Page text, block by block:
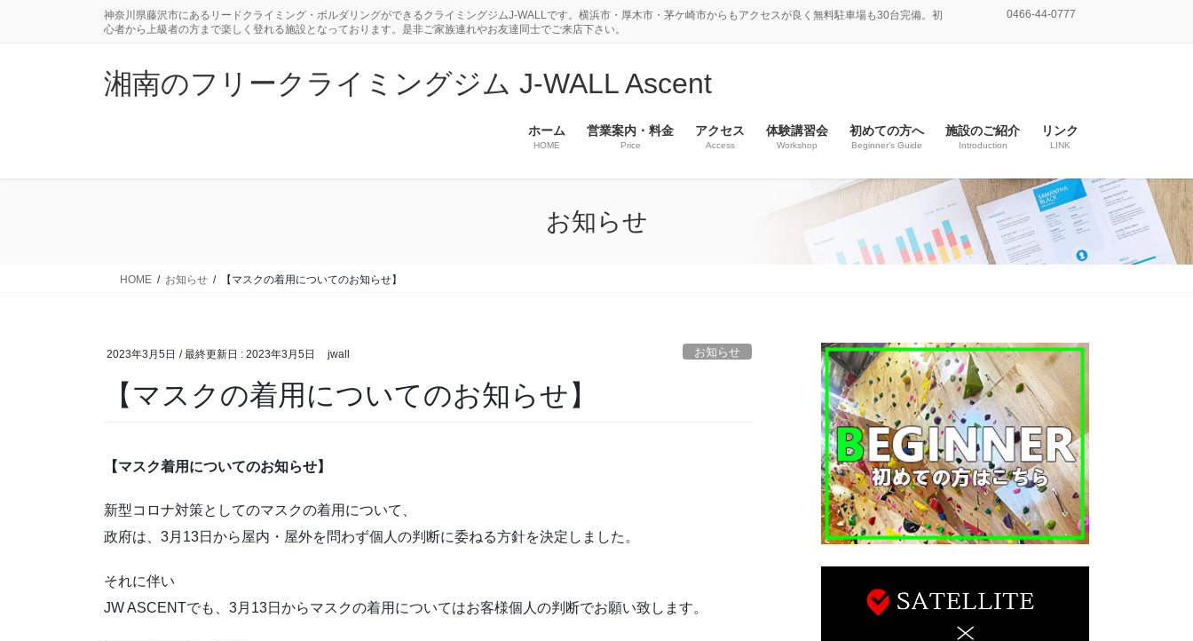
神奈川県藤沢市にあるリードクライミング・ボルダリングができるクライミングジムJ-WALLです。横浜市・厚木市・茅ケ崎市からもアクセスが良く無料駐車場も30台完備。初
心者から上級者の方まで楽しく登れる施設となっております。是非ご家族連れやお友達同士でご来店下さい。
0466-44-0777
湘南のフリークライミングジム J-WALL Ascent
ホーム
HOME
営業案内・料金
Price
アクセス
Access
体験講習会
Workshop
初めての方へ
Beginner’s Guide
施設のご紹介
Introduction
リンク
LINK
お知らせ
HOME お知らせ 【マスクの着用についてのお知らせ】
2023年3月5日 / 最終更新日 : 2023年3月5日 jwall お知らせ
【マスクの着用についてのお知らせ】
【マスク着用についてのお知らせ】
新型コロナ対策としてのマスクの着用について、
政府は、3月13日から屋内・屋外を問わず個人の判断に委ねる方針を決定しました。
それに伴い
JW ASCENTでも、3月13日からマスクの着用についてはお客様個人の判断でお願い致します。